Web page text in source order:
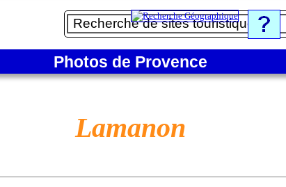
Photos de Provence
Lamanon